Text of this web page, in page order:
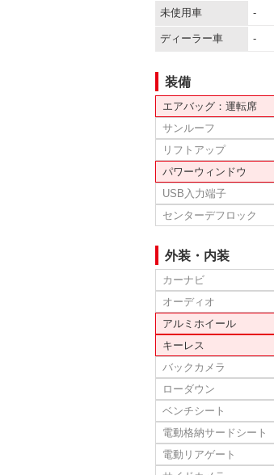
未使用車 -
ディーラー車 -
装備
エアバッグ：運転席
サンルーフ
リフトアップ
パワーウィンドウ
USB入力端子
センターデフロック
外装・内装
カーナビ
オーディオ
アルミホイール
キーレス
バックカメラ
ローダウン
ベンチシート
電動格納サードシート
電動リアゲート